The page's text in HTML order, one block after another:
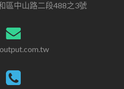
區中山路二段488之3號